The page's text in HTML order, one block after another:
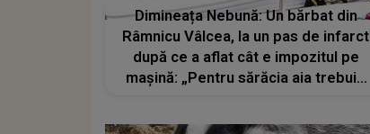
Dimineața Nebună: Un bărbat din
Râmnicu Vâlcea, la un pas de infarct
după ce a aflat cât e impozitul pe
maşină: „Pentru sărăcia aia trebuie